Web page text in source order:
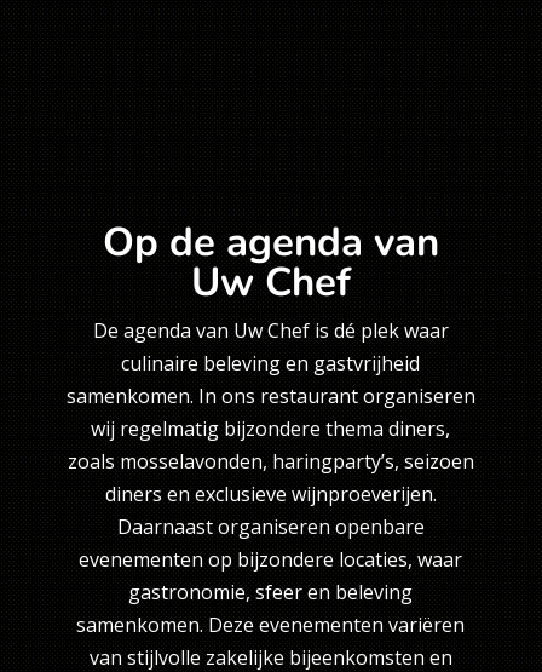
Op de agenda van
Uw Chef
De agenda van Uw Chef is dé plek waar
culinaire beleving en gastvrijheid
samenkomen. In ons restaurant organiseren
wij regelmatig bijzondere thema diners,
zoals mosselavonden, haringparty’s, seizoen
diners en exclusieve wijnproeverijen.
Daarnaast organiseren openbare
evenementen op bijzondere locaties, waar
gastronomie, sfeer en beleving
samenkomen. Deze evenementen variëren
van stijlvolle zakelijke bijeenkomsten en